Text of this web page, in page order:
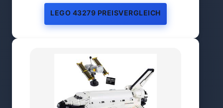
LEGO 43279 PREISVERGLEICH